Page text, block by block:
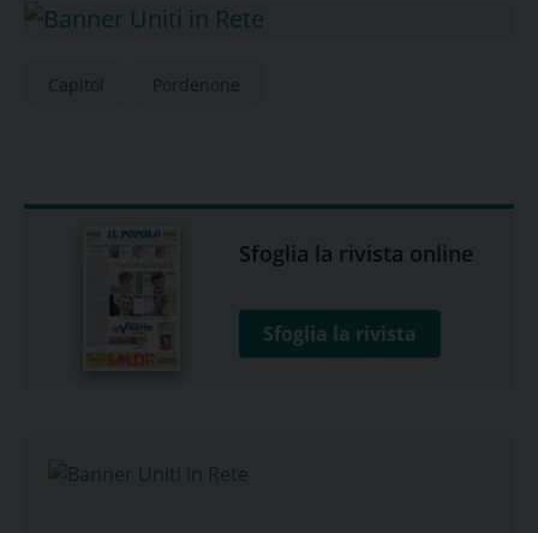
Capitol Pordenone
Sfoglia la rivista online
Sfoglia la rivista